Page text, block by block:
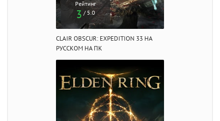
Рейтинг
3 / 5.0
CLAIR OBSCUR: EXPEDITION 33 НА
РУССКОМ НА ПК